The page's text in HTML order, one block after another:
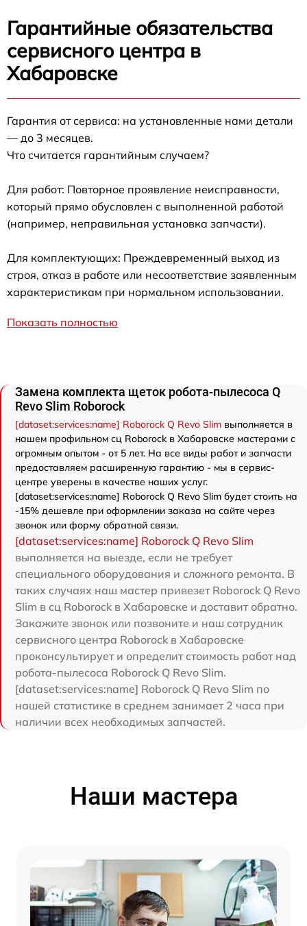
Гарантийные обязательства
сервисного центра в
Хабаровске
Гарантия от сервиса: на установленные нами детали
— до 3 месяцев.
Что считается гарантийным случаем?
Для работ: Повторное проявление неисправности,
который прямо обусловлен с выполненной работой
(например, неправильная установка запчасти).
Для комплектующих: Преждевременный выход из
строя, отказ в работе или несоответствие заявленным
характеристикам при нормальном использовании.
Показать полностью
Замена комплекта щеток робота-пылесоса Q
Revo Slim Roborock
[dataset:services:name] Roborock Q Revo Slim выполняется в
нашем профильном сц Roborock в Хабаровске мастерами с
огромным опытом - от 5 лет. На все виды работ и запчасти
предоставляем расширенную гарантию - мы в сервис-
центре уверены в качестве наших услуг.
[dataset:services:name] Roborock Q Revo Slim будет стоить на
-15% дешевле при оформлении заказа на сайте через
звонок или форму обратной связи.
[dataset:services:name] Roborock Q Revo Slim
выполняется на выезде, если не требует
специального оборудования и сложного ремонта. В
таких случаях наш мастер привезет Roborock Q Revo
Slim в сц Roborock в Хабаровске и доставит обратно.
Закажите звонок или позвоните и наш сотрудник
сервисного центра Roborock в Хабаровске
проконсультирует и определит стоимость работ над
робота-пылесоса Roborock Q Revo Slim.
[dataset:services:name] Roborock Q Revo Slim по
нашей статистике в среднем занимает 2 часа при
наличии всех необходимых запчастей.
Наши мастера